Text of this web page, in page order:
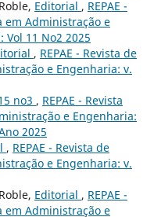
Editorial , REPAE -
em Administração e
Vol 11 No2 2025
, REPAE - Revista de
e Engenharia: v.
no3 , REPAE - Revista
e Engenharia:
2025
, REPAE - Revista de
e Engenharia: v.
Editorial , REPAE -
em Administração e